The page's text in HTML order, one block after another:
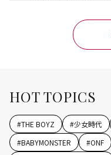
HOT TOPICS
#THE BOYZ #少女時代
#BABYMONSTER #ONF